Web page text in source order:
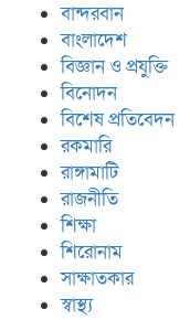
বান্দরবান
বাংলাদেশ
বিজ্ঞান ও প্রযুক্তি
বিনোদন
বিশেষ প্রতিবেদন
রকমারি
রাঙ্গামাটি
রাজনীতি
শিক্ষা
শিরোনাম
সাক্ষাতকার
স্বাস্থ্য